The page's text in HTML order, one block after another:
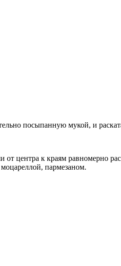
посыпанную мукой, и
центра к краям равномерно
пармезаном.